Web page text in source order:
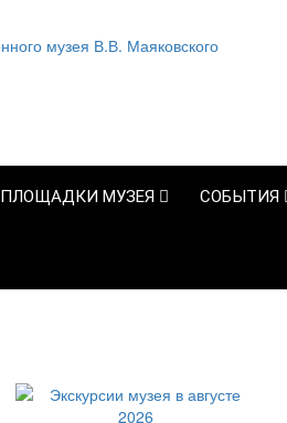
ПЛОЩАДКИ МУЗЕЯ СОБЫТИЯ